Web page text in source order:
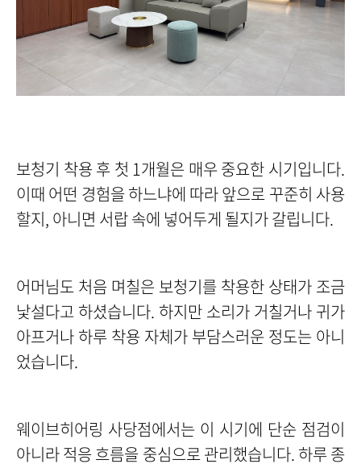
보청기 착용 후 첫 1개월은 매우 중요한 시기입니다.
이때 어떤 경험을 하느냐에 따라 앞으로 꾸준히 사용
할지, 아니면 서랍 속에 넣어두게 될지가 갈립니다.
어머님도 처음 며칠은 보청기를 착용한 상태가 조금
낯설다고 하셨습니다. 하지만 소리가 거칠거나 귀가
아프거나 하루 착용 자체가 부담스러운 정도는 아니
었습니다.
웨이브히어링 사당점에서는 이 시기에 단순 점검이
아니라 적응 흐름을 중심으로 관리했습니다. 하루 종